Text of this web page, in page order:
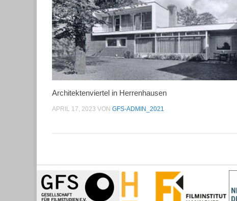
Architektenviertel in Herrenhausen
APRIL 17, 2023 VON GFS-ADMIN_2021